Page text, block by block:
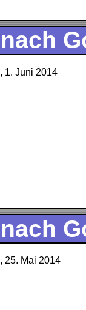
1. Juni 2014
25. Mai 2014